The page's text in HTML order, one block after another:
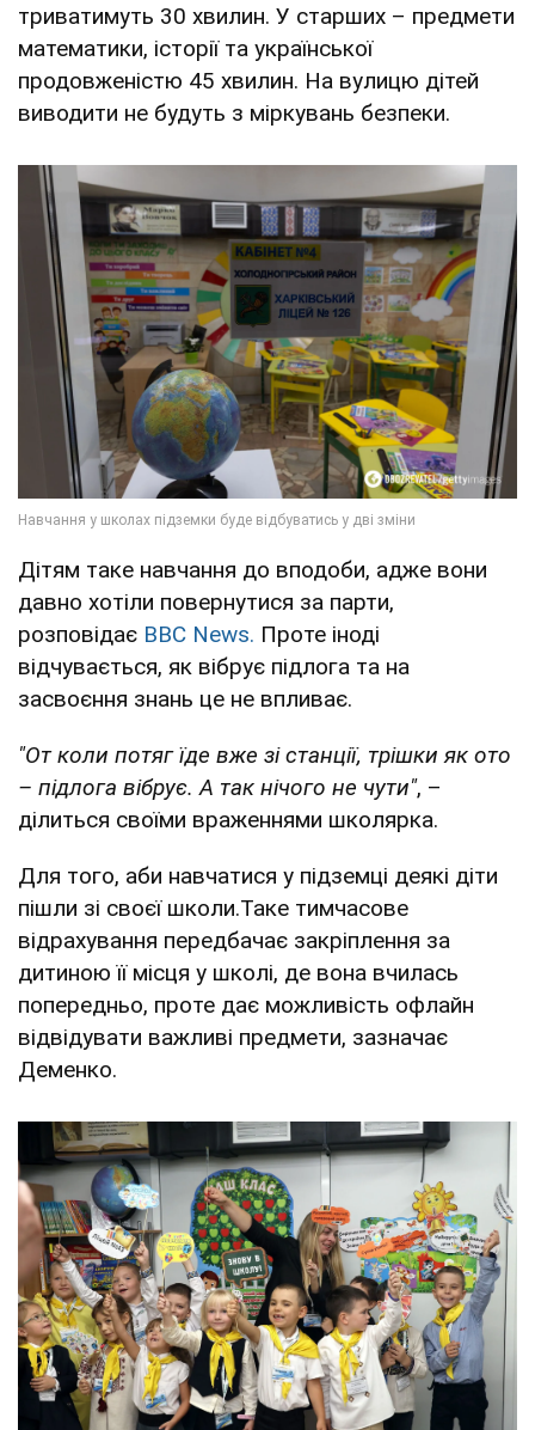
триватимуть 30 хвилин. У старших – предмети
математики, історії та української
продовженістю 45 хвилин. На вулицю дітей
виводити не будуть з міркувань безпеки.
Дітям таке навчання до вподоби, адже вони
давно хотіли повернутися за парти,
розповідає ВВС News. Проте іноді
відчувається, як вібрує підлога та на
засвоєння знань це не впливає.
"От коли потяг їде вже зі станції, трішки як ото
– підлога вібрує. А так нічого не чути", –
ділиться своїми враженнями школярка.
Для того, аби навчатися у підземці деякі діти
пішли зі своєї школи.Таке тимчасове
відрахування передбачає закріплення за
дитиною її місця у школі, де вона вчилась
попередньо, проте дає можливість офлайн
відвідувати важливі предмети, зазначає
Деменко.